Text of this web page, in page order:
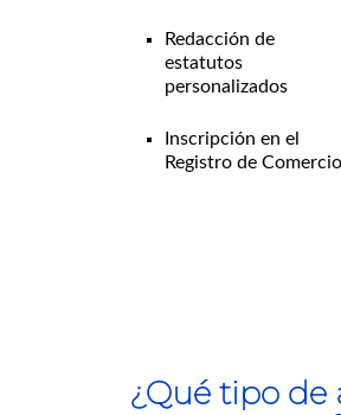
Redacción de
estatutos
personalizados
Inscripción en el
Registro de Comercio
¿Qué tipo de